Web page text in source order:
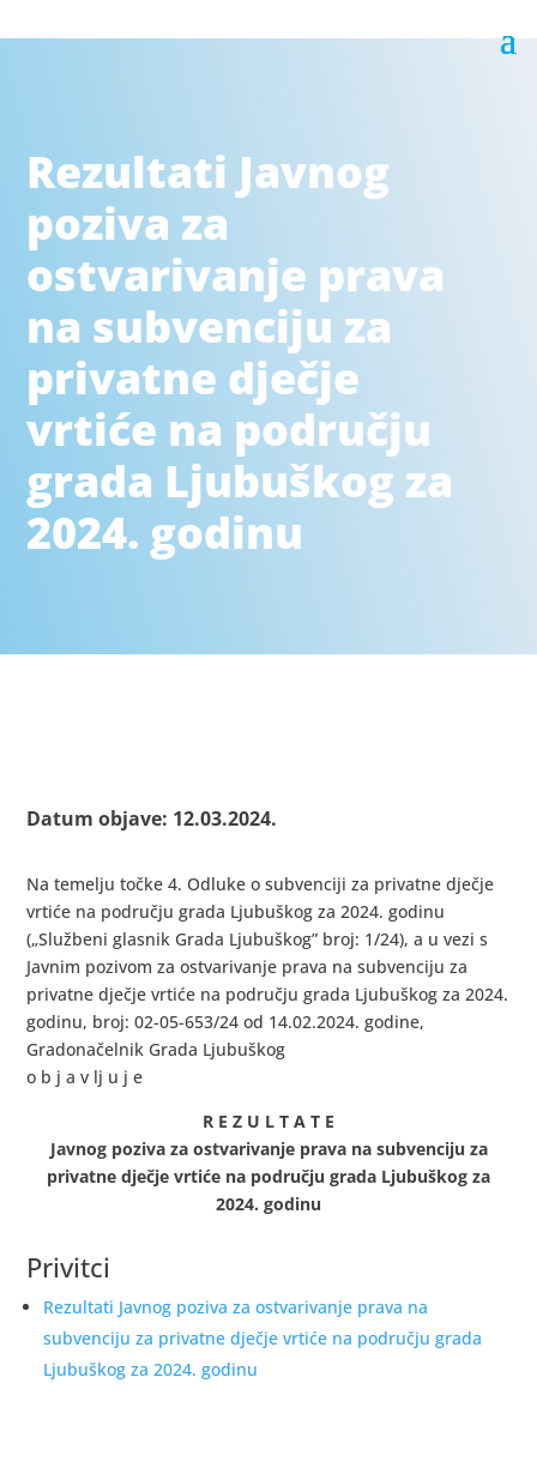
Rezultati Javnog
poziva za
ostvarivanje prava
na subvenciju za
privatne dječje
vrtiće na području
grada Ljubuškog za
2024. godinu
Datum objave: 12.03.2024.
Na temelju točke 4. Odluke o subvenciji za privatne dječje
vrtiće na području grada Ljubuškog za 2024. godinu
(„Službeni glasnik Grada Ljubuškog” broj: 1/24), a u vezi s
Javnim pozivom za ostvarivanje prava na subvenciju za
privatne dječje vrtiće na području grada Ljubuškog za 2024.
godinu, broj: 02-05-653/24 od 14.02.2024. godine,
Gradonačelnik Grada Ljubuškog
o b j a v lj u j e
R E Z U L T A T E
Javnog poziva za ostvarivanje prava na subvenciju za
privatne dječje vrtiće na području grada Ljubuškog za
2024. godinu
Privitci
Rezultati Javnog poziva za ostvarivanje prava na
subvenciju za privatne dječje vrtiće na području grada
Ljubuškog za 2024. godinu